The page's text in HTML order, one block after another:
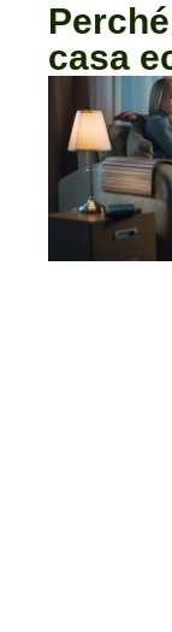
casa